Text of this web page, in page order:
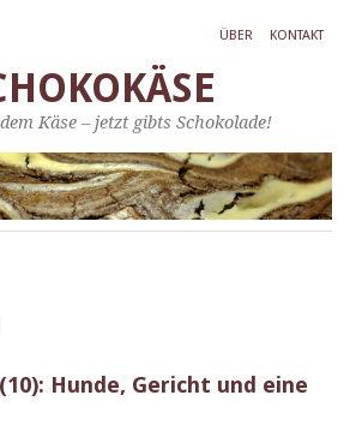
ÜBER KONTAKT
Käse – jetzt gibts Schokolade!
Hunde, Gericht und eine